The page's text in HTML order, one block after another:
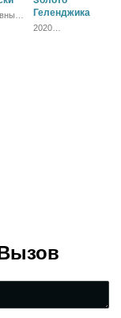
Геленджика
2020